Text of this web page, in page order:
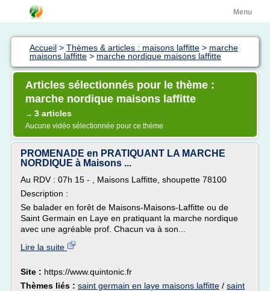
Menu
Accueil > Thèmes & articles : maisons laffitte > marche
maisons laffitte > marche nordique maisons laffitte
Articles sélectionnés pour le thème :
marche nordique maisons laffitte
→ 3 articles
Aucune vidéo sélectionnée pour ce thème
PROMENADE en PRATIQUANT LA MARCHE
NORDIQUE à Maisons ...
Au RDV : 07h 15 - , Maisons Laffitte, shoupette 78100
Description :
Se balader en forêt de Maisons-Maisons-Laffitte ou de
Saint Germain en Laye en pratiquant la marche nordique
avec une agréable prof. Chacun va à son...
Lire la suite
Site : https://www.quintonic.fr
Thèmes liés : saint germain en laye maisons laffitte / saint